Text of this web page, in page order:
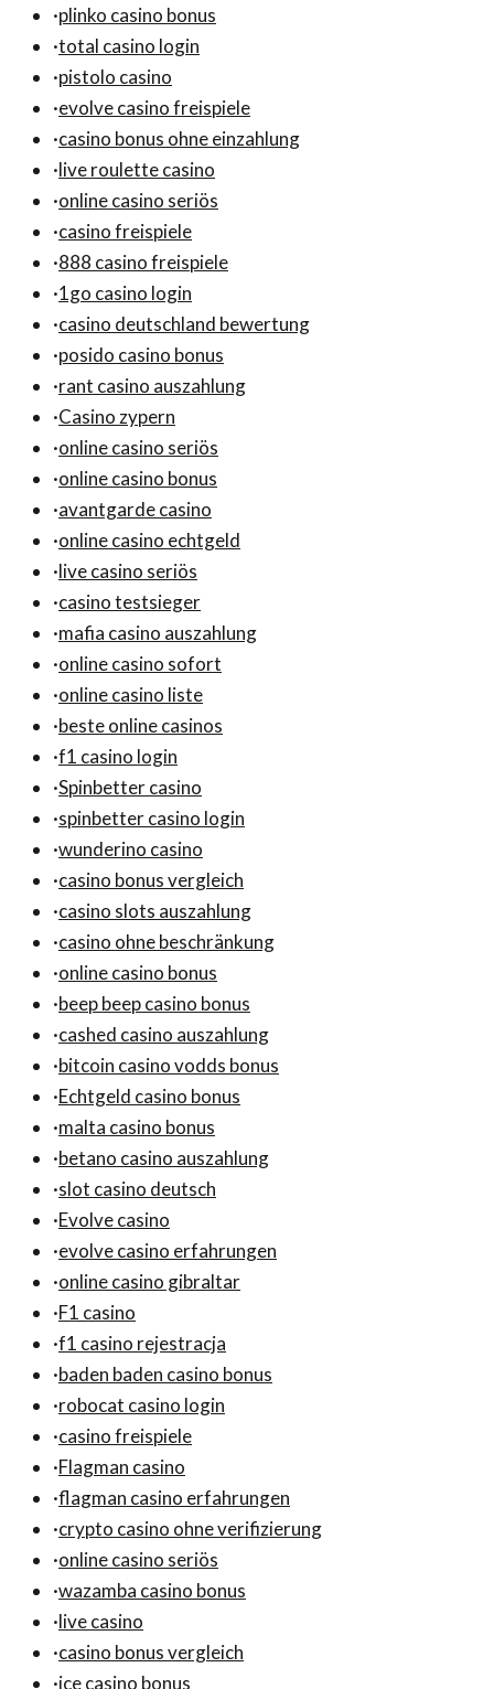
·plinko casino bonus
·total casino login
·pistolo casino
·evolve casino freispiele
·casino bonus ohne einzahlung
·live roulette casino
·online casino seriös
·casino freispiele
·888 casino freispiele
·1go casino login
·casino deutschland bewertung
·posido casino bonus
·rant casino auszahlung
·Casino zypern
·online casino seriös
·online casino bonus
·avantgarde casino
·online casino echtgeld
·live casino seriös
·casino testsieger
·mafia casino auszahlung
·online casino sofort
·online casino liste
·beste online casinos
·f1 casino login
·Spinbetter casino
·spinbetter casino login
·wunderino casino
·casino bonus vergleich
·casino slots auszahlung
·casino ohne beschränkung
·online casino bonus
·beep beep casino bonus
·cashed casino auszahlung
·bitcoin casino vodds bonus
·Echtgeld casino bonus
·malta casino bonus
·betano casino auszahlung
·slot casino deutsch
·Evolve casino
·evolve casino erfahrungen
·online casino gibraltar
·F1 casino
·f1 casino rejestracja
·baden baden casino bonus
·robocat casino login
·casino freispiele
·Flagman casino
·flagman casino erfahrungen
·crypto casino ohne verifizierung
·online casino seriös
·wazamba casino bonus
·live casino
·casino bonus vergleich
·ice casino bonus